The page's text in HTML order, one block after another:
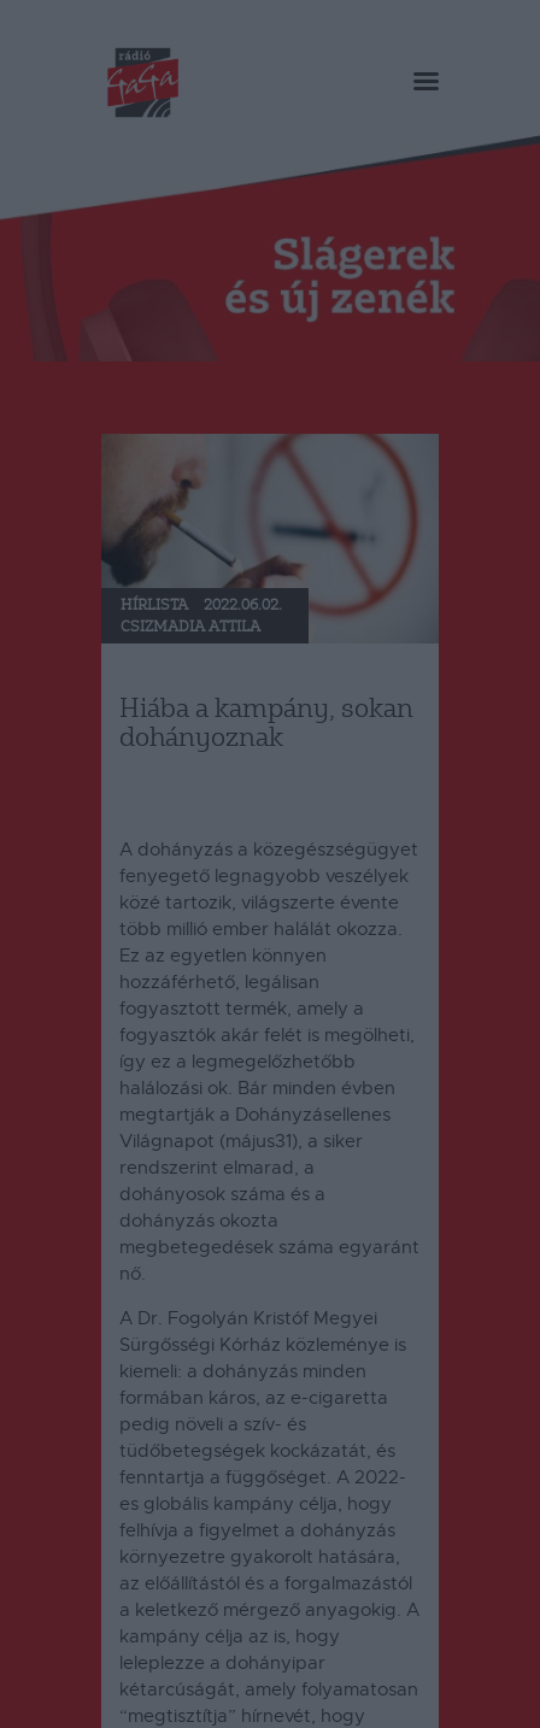
RÁDIÓ GAGA
Műsorok
Duma Duba
Podcast és videók
Stáb
HÍRLISTA
2022.06.02.
CSIZMADIA ATTILA
Hiába a kampány, sokan
dohányoznak
A dohányzás a közegészségügyet
fenyegető legnagyobb veszélyek
közé tartozik, világszerte évente
több millió ember halálát okozza.
Ez az egyetlen könnyen
hozzáférhető, legálisan
fogyasztott termék, amely a
fogyasztók akár felét is megölheti,
így ez a legmegelőzhetőbb
halálozási ok. Bár minden évben
megtartják a Dohányzásellenes
Világnapot (május31), a siker
rendszerint elmarad, a
dohányosok száma és a
dohányzás okozta
megbetegedések száma egyaránt
nő.
A Dr. Fogolyán Kristóf Megyei
Sürgősségi Kórház közleménye is
kiemeli: a dohányzás minden
formában káros, az e-cigaretta
pedig növeli a szív- és
tüdőbetegségek kockázatát, és
fenntartja a függőséget. A 2022-
es globális kampány célja, hogy
felhívja a figyelmet a dohányzás
környezetre gyakorolt hatására,
az előállítástól és a forgalmazástól
a keletkező mérgező anyagokig. A
kampány célja az is, hogy
leleplezze a dohányipar
kétarcúságát, amely folyamatosan
“megtisztítja” hírnevét, hogy